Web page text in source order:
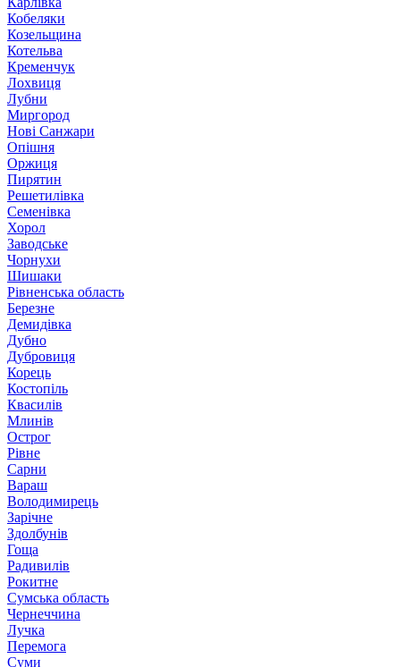
Кобеляки
Козельщина
Котельва
Кременчук
Лохвиця
Лубни
Миргород
Нові Санжари
Опішня
Оржиця
Пирятин
Решетилівка
Семенівка
Хорол
Заводське
Чорнухи
Шишаки
Рівненська область
Березне
Демидівка
Дубно
Дубровиця
Корець
Костопіль
Квасилів
Млинів
Острог
Рівне
Сарни
Вараш
Володимирець
Зарічне
Здолбунів
Гоща
Радивилів
Рокитне
Сумська область
Чернеччина
Лучка
Перемога
Суми